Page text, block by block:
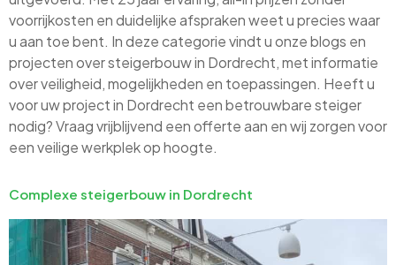
voorrijkosten en duidelijke afspraken weet u precies waar
u aan toe bent. In deze categorie vindt u onze blogs en
projecten over steigerbouw in Dordrecht, met informatie
over veiligheid, mogelijkheden en toepassingen. Heeft u
voor uw project in Dordrecht een betrouwbare steiger
nodig? Vraag vrijblijvend een offerte aan en wij zorgen voor
een veilige werkplek op hoogte.
Complexe steigerbouw in Dordrecht